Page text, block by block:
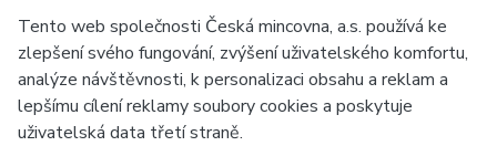
Mezi naše partnery patří:
Tento web společnosti Česká mincovna, a.s. používá ke
zlepšení svého fungování, zvýšení uživatelského komfortu,
analýze návštěvnosti, k personalizaci obsahu a reklam a
lepšímu cílení reklamy soubory cookies a poskytuje
uživatelská data třetí straně.